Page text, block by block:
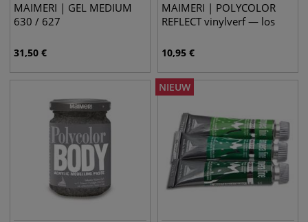
MAIMERI | GEL MEDIUM
630 / 627
31,50 €
MAIMERI | POLYCOLOR
REFLECT vinylverf — los
10,95 €
NIEUW